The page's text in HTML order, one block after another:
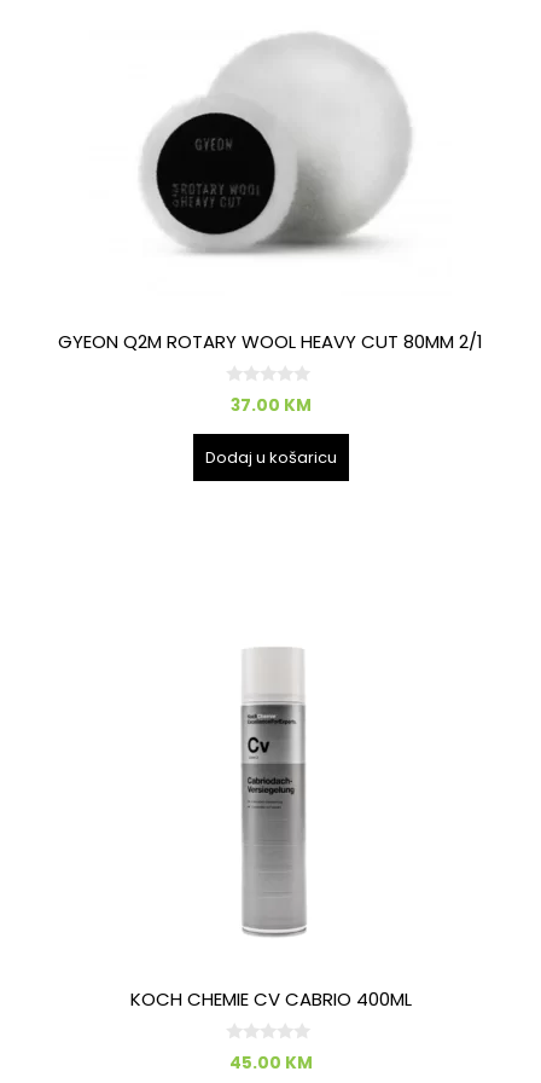
GYEON Q2M ROTARY WOOL HEAVY CUT 80MM 2/1
0
o37.00 KM
Dodaj u košaricu
KOCH CHEMIE CV CABRIO 400ML
o45.00 KM